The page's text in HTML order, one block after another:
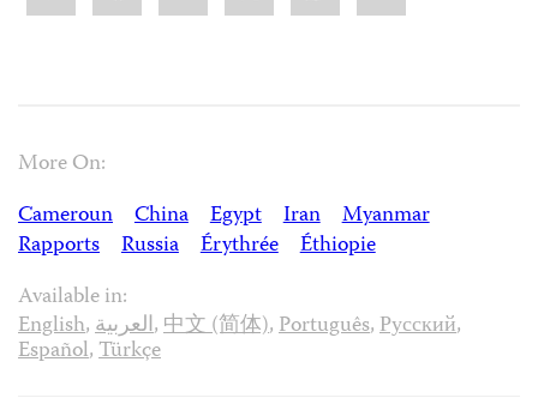
More On:
Cameroun
China Egypt Iran
Myanmar
Rapports
Russia Érythrée
Éthiopie
Available in:
English,العربية,中文 (简体),Português,Русский,
Español,Türkçe